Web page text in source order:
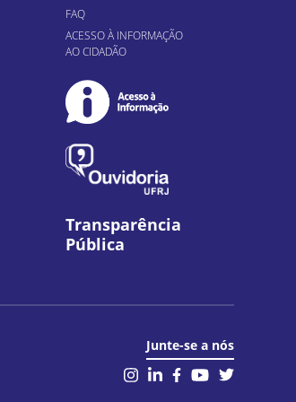
FAQ
ACESSO À INFORMAÇÃO
AO CIDADÃO
Transparência
Pública
Junte-se a nós